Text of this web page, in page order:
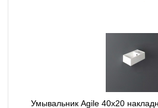
Умывальник Agile 40x20